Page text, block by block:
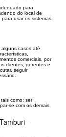
para
do local de
usar os sistemas
casos até
comerciais, por
clientes, gerentes e
seguir
como: ser
se com os demais,
-